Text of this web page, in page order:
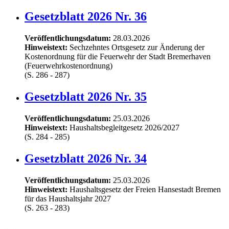
Gesetzblatt 2026 Nr. 36
Veröffentlichungsdatum: 28.03.2026
Hinweistext: Sechzehntes Ortsgesetz zur Änderung der
Kostenordnung für die Feuerwehr der Stadt Bremerhaven
(Feuerwehrkostenordnung)
(S. 286 - 287)
Gesetzblatt 2026 Nr. 35
Veröffentlichungsdatum: 25.03.2026
Hinweistext: Haushaltsbegleitgesetz 2026/2027
(S. 284 - 285)
Gesetzblatt 2026 Nr. 34
Veröffentlichungsdatum: 25.03.2026
Hinweistext: Haushaltsgesetz der Freien Hansestadt Bremen
für das Haushaltsjahr 2027
(S. 263 - 283)